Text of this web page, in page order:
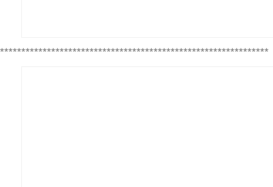
***************************************************************